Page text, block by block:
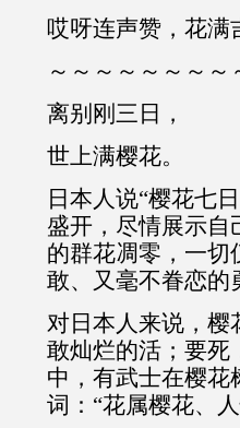
哎呀连声赞，花满
～～～～～～～～
离别刚三日，
世上满樱花。
日本人说“樱花七
盛开，尽情展示自
的群花凋零，一切
敢、又毫不眷恋的
对日本人来说，樱
敢灿烂的活；要死
中，有武士在樱花
词：“花属樱花、人